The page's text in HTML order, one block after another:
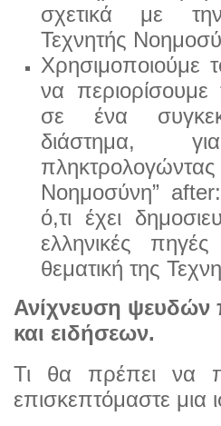
σχετικά με
Τεχνητής Νοη
Χρησιμοποιούμε
να
σε ένα
διάστημα,
Νοημοσύνη”
ό,τι έχει
ελληνικές
θεματική της
Ανίχνευση
και ειδήσεων.
Τι θα πρέπει να
επισκεπτόμαστε μια